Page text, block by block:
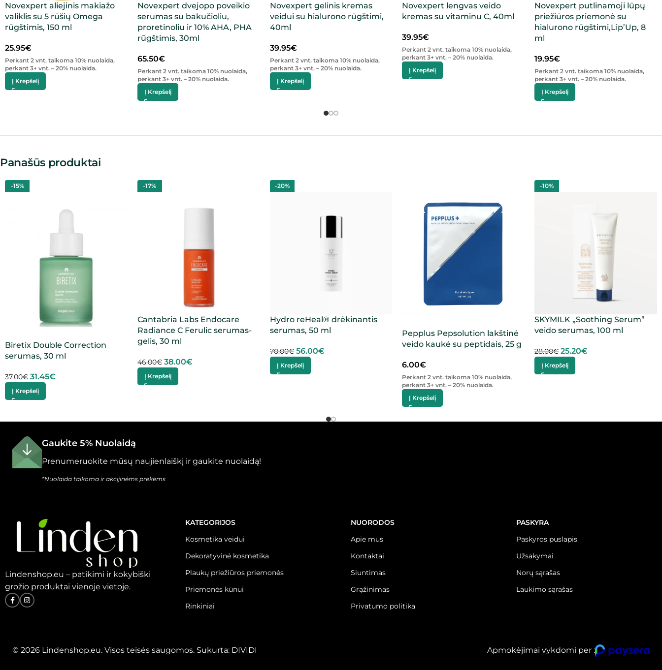
Novexpert aliejinis makiažo
valiklis su 5 rūšių Omega
rūgštimis, 150 ml
25.95€
Perkant 2 vnt. taikoma 10% nuolaida,
perkant 3+ vnt. – 20% nuolaida.
Į Krepšelį
Novexpert dvejopo poveikio
serumas su bakučioliu,
proretinoliu ir 10% AHA, PHA
rūgštimis, 30ml
65.50€
Perkant 2 vnt. taikoma 10% nuolaida,
perkant 3+ vnt. – 20% nuolaida.
Į Krepšelį
Novexpert gelinis kremas
veidui su hialurono rūgštimi,
40ml
39.95€
Perkant 2 vnt. taikoma 10% nuolaida,
perkant 3+ vnt. – 20% nuolaida.
Į Krepšelį
Novexpert lengvas veido
kremas su vitaminu C, 40ml
39.95€
Perkant 2 vnt. taikoma 10% nuolaida,
perkant 3+ vnt. – 20% nuolaida.
Į Krepšelį
Novexpert putlinamoji lūpų
priežiūros priemonė su
hialurono rūgštimi,Lip’Up, 8
ml
19.95€
Perkant 2 vnt. taikoma 10% nuolaida,
perkant 3+ vnt. – 20% nuolaida.
Į Krepšelį
Panašūs produktai
-15%
Biretix Double Correction
serumas, 30 ml
37.00€ 31.45€
Į Krepšelį
-17%
Cantabria Labs Endocare
Radiance C Ferulic serumas-
gelis, 30 ml
46.00€ 38.00€
Į Krepšelį
-20%
Hydro reHeal® drėkinantis
serumas, 50 ml
70.00€ 56.00€
Į Krepšelį
Pepplus Pepsolution lakštinė
veido kaukė su peptidais, 25 g
6.00€
Perkant 2 vnt. taikoma 10% nuolaida,
perkant 3+ vnt. – 20% nuolaida.
Į Krepšelį
-10%
SKYMILK „Soothing Serum”
veido serumas, 100 ml
28.00€ 25.20€
Į Krepšelį
Gaukite 5% Nuolaidą
Prenumeruokite mūsų naujienlaiškį ir gaukite nuolaidą!
*Nuolaida taikoma ir akcijinėms prekėms
Lindenshop.eu – patikimi ir kokybiški
grožio produktai vienoje vietoje.
KATEGORIJOS
Kosmetika veidui
Dekoratyvinė kosmetika
Plaukų priežiūros priemonės
Priemonės kūnui
Rinkiniai
NUORODOS
Apie mus
Kontaktai
Siuntimas
Grąžinimas
Privatumo politika
PASKYRA
Paskyros puslapis
Užsakymai
Norų sąrašas
Laukimo sąrašas
© 2026 Lindenshop.eu. Visos teisės saugomos. Sukurta: DIVIDI Apmokėjimai vykdomi per :